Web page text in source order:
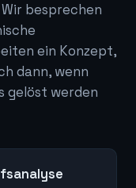
besprechen
ein Konzept,
dann, wenn
gelöst werden